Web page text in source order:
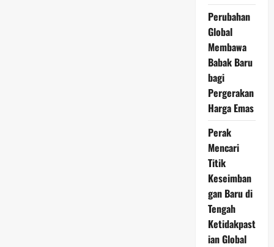
Perubahan
Global
Membawa
Babak Baru
bagi
Pergerakan
Harga Emas
Perak
Mencari
Titik
Keseimban
gan Baru di
Tengah
Ketidakpast
ian Global